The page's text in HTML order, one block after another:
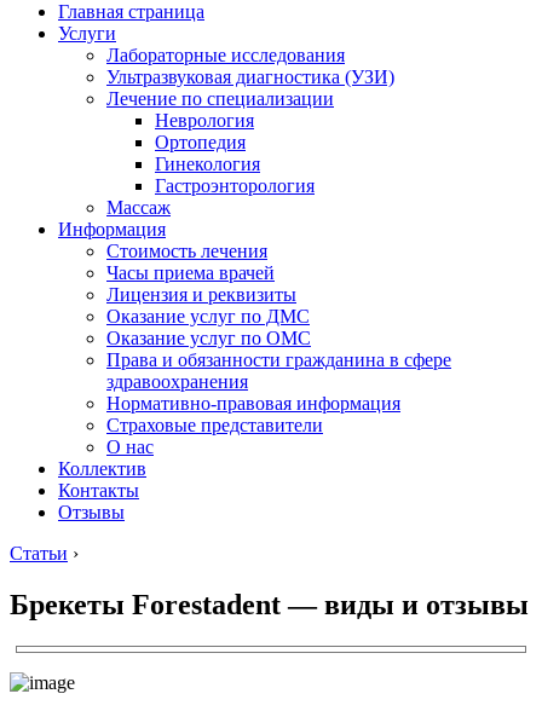
Главная страница
Услуги
Лабораторные исследования
Ультразвуковая диагностика (УЗИ)
Лечение по специализации
Неврология
Ортопедия
Гинекология
Гастроэнторология
Массаж
Информация
Стоимость лечения
Часы приема врачей
Лицензия и реквизиты
Оказание услуг по ДМС
Оказание услуг по ОМС
Права и обязанности гражданина в сфере
здравоохранения
Нормативно-правовая информация
Страховые представители
О нас
Коллектив
Контакты
Отзывы
Статьи ›
Брекеты Forestadent — виды и отзывы